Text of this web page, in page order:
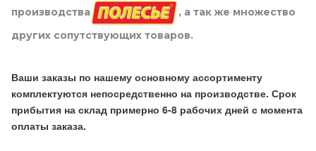
производства
, а так же множество
других сопутствующих товаров.
Ваши заказы по нашему основному ассортименту
комплектуются непосредственно на производстве. Срок
прибытия на склад примерно 6-8 рабочих дней с момента
оплаты заказа.